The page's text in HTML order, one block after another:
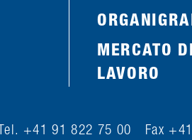
MERCATO
LAVORO
+41 91 822 75 00 Fax